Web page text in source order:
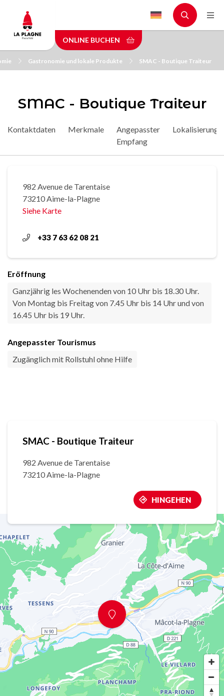
main
content
ONLINE BUCHEN
Gastronomie und lokale Produkte SMAC - Boutique Traiteur
SMAC - Boutique Traiteur
Kontaktdaten Merkmale
Angepasster
Empfang
Lokalisierung
982 Avenue de Tarentaise
73210 Aime-la-Plagne
Siehe Karte
+33 7 63 62 08 21
Eröffnung
Ganzjährig les Wochenenden von 10 Uhr bis 18.30 Uhr.
Von Montag bis Freitag von 7.45 Uhr bis 14 Uhr und von
16.45 Uhr bis 19 Uhr.
Angepasster Tourismus
Zugänglich mit Rollstuhl ohne Hilfe
SMAC - Boutique Traiteur
982 Avenue de Tarentaise
73210 Aime-la-Plagne
HINGEHEN